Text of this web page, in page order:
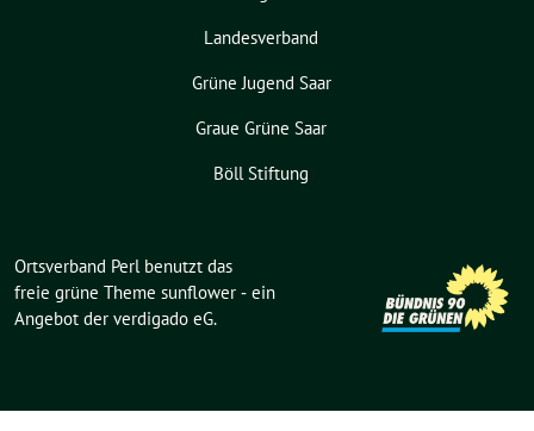
Landesverband
Grüne Jugend Saar
Graue Grüne Saar
Böll Stiftung
Ortsverband Perl benutzt das
freie grüne Theme sunflower ‐ ein
Angebot der verdigado eG.